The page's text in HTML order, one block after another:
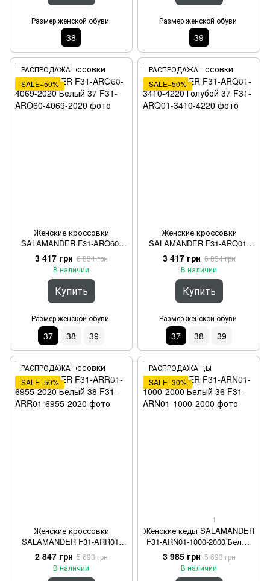
Размер женской обуви
38
Размер женской обуви
39
РАСПРОДАЖА
SALE−50%
Женские кроссовки
SALAMANDER F31-ARO60-
4069-2020 Белый 37
3 417 грн 6 834 грн
В наличии
Купить
Размер женской обуви
37 38 39
РАСПРОДАЖА
SALE−50%
Женские кроссовки
SALAMANDER F31-ARQ01-
3410-4220 Голубой 37
3 417 грн 6 834 грн
В наличии
Купить
Размер женской обуви
37 38 39
РАСПРОДАЖА
SALE−50%
Женские кроссовки
SALAMANDER F31-ARR01-
6955-2020 Белый 38
2 847 грн 5 693 грн
В наличии
РАСПРОДАЖА
SALE−30%
1
Женские кеды SALAMANDER
F31-ARN01-1000-2000 Белый
3 985 грн 5 693 грн
В наличии